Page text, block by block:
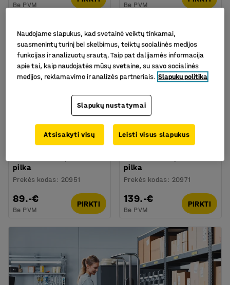
Be PVM Be PVM
Įrankių sienelė DIRECT,
pilka
Prekės kodas : 20951
89.-€
Be PVM
PIRKTI
Įrankių sienelė DIRECT,
pilka
Prekės kodas : 20971
139.-€
Be PVM
PIRKTI
Naudojame slapukus, kad svetainė veiktų tinkamai,
suasmenintų turinį bei skelbimus, teiktų socialinės medijos
funkcijas ir analizuotų srautą. Taip pat dalijamės informacija
apie tai, kaip naudojatės mūsų svetaine, su savo socialinės
medijos, reklamavimo ir analizės partneriais. Slapukų politika
Slapukų nustatymai
Atsisakyti visų Leisti visus slapukus